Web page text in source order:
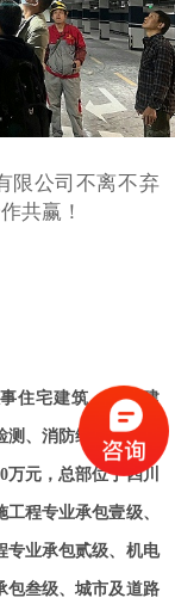
限公司不离不弃
共赢！
住宅建筑、公共建
、消防维护保养及
元，总部位于四川
程专业承包壹级、
专业承包贰级、机电
包叁级、城市及道路